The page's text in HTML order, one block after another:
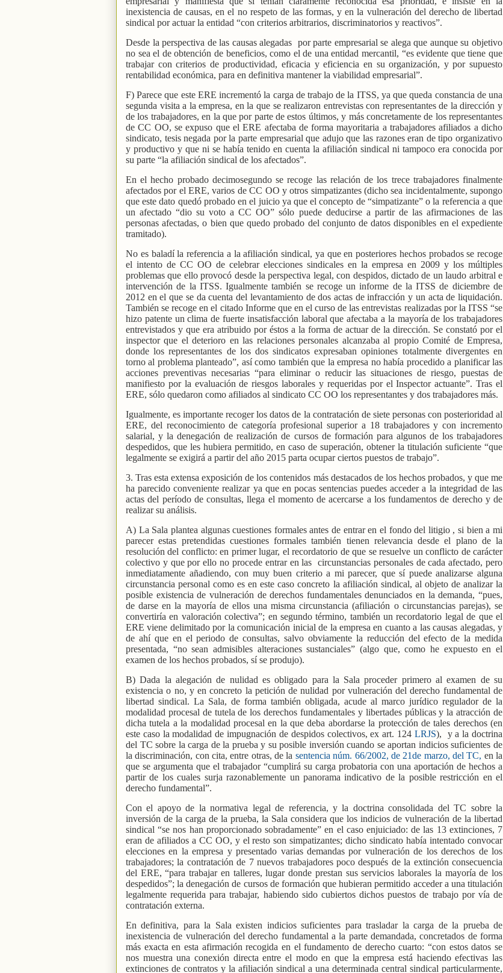
inexistencia de causas, en el no respeto de las formas, y en la vulneración del derecho de libertad
sindical por actuar la entidad “con criterios arbitrarios, discriminatorios y reactivos”.
Desde la perspectiva de las causas alegadas por parte empresarial se alega que aunque su objetivo
no sea el de obtención de beneficios, como el de una entidad mercantil, “es evidente que tiene que
trabajar con criterios de productividad, eficacia y eficiencia en su organización, y por supuesto
rentabilidad económica, para en definitiva mantener la viabilidad empresarial”.
F) Parece que este ERE incrementó la carga de trabajo de la ITSS, ya que queda constancia de una
segunda visita a la empresa, en la que se realizaron entrevistas con representantes de la dirección y
de los trabajadores, en la que por parte de estos últimos, y más concretamente de los representantes
de CC OO, se expuso que el ERE afectaba de forma mayoritaria a trabajadores afiliados a dicho
sindicato, tesis negada por la parte empresarial que adujo que las razones eran de tipo organizativo
y productivo y que ni se había tenido en cuenta la afiliación sindical ni tampoco era conocida por
su parte “la afiliación sindical de los afectados”.
En el hecho probado decimosegundo se recoge las relación de los trece trabajadores finalmente
afectados por el ERE, varios de CC OO y otros simpatizantes (dicho sea incidentalmente, supongo
que este dato quedó probado en el juicio ya que el concepto de “simpatizante” o la referencia a que
un afectado “dio su voto a CC OO” sólo puede deducirse a partir de las afirmaciones de las
personas afectadas, o bien que quedo probado del conjunto de datos disponibles en el expediente
tramitado).
No es baladí la referencia a la afiliación sindical, ya que en posteriores hechos probados se recoge
el intento de CC OO de celebrar elecciones sindicales en la empresa en 2009 y los múltiples
problemas que ello provocó desde la perspectiva legal, con despidos, dictado de un laudo arbitral e
intervención de la ITSS. Igualmente también se recoge un informe de la ITSS de diciembre de
2012 en el que se da cuenta del levantamiento de dos actas de infracción y un acta de liquidación.
También se recoge en el citado Informe que en el curso de las entrevistas realizadas por la ITSS “se
hizo patente un clima de fuerte insatisfacción laboral que afectaba a la mayoría de los trabajadores
entrevistados y que era atribuido por éstos a la forma de actuar de la dirección. Se constató por el
inspector que el deterioro en las relaciones personales alcanzaba al propio Comité de Empresa,
donde los representantes de los dos sindicatos expresaban opiniones totalmente divergentes en
torno al problema planteado”, así como también que la empresa no había procedido a planificar las
acciones preventivas necesarias “para eliminar o reducir las situaciones de riesgo, puestas de
manifiesto por la evaluación de riesgos laborales y requeridas por el Inspector actuante”. Tras el
ERE, sólo quedaron como afiliados al sindicato CC OO los representantes y dos trabajadores más.
Igualmente, es importante recoger los datos de la contratación de siete personas con posterioridad al
ERE, del reconocimiento de categoría profesional superior a 18 trabajadores y con incremento
salarial, y la denegación de realización de cursos de formación para algunos de los trabajadores
despedidos, que les hubiera permitido, en caso de superación, obtener la titulación suficiente “que
legalmente se exigirá a partir del año 2015 parta ocupar ciertos puestos de trabajo”.
3. Tras esta extensa exposición de los contenidos más destacados de los hechos probados, y que me
ha parecido conveniente realizar ya que en pocas sentencias puedes acceder a la integridad de las
actas del período de consultas, llega el momento de acercarse a los fundamentos de derecho y de
realizar su análisis.
A) La Sala plantea algunas cuestiones formales antes de entrar en el fondo del litigio , si bien a mi
parecer estas pretendidas cuestiones formales también tienen relevancia desde el plano de la
resolución del conflicto: en primer lugar, el recordatorio de que se resuelve un conflicto de carácter
colectivo y que por ello no procede entrar en las circunstancias personales de cada afectado, pero
inmediatamente añadiendo, con muy buen criterio a mi parecer, que sí puede analizarse alguna
circunstancia personal como es en este caso concreto la afiliación sindical, al objeto de analizar la
posible existencia de vulneración de derechos fundamentales denunciados en la demanda, “pues,
de darse en la mayoría de ellos una misma circunstancia (afiliación o circunstancias parejas), se
convertiría en valoración colectiva”; en segundo término, también un recordatorio legal de que el
ERE viene delimitado por la comunicación inicial de la empresa en cuanto a las causas alegadas, y
de ahí que en el periodo de consultas, salvo obviamente la reducción del efecto de la medida
presentada, “no sean admisibles alteraciones sustanciales” (algo que, como he expuesto en el
examen de los hechos probados, sí se produjo).
B) Dada la alegación de nulidad es obligado para la Sala proceder primero al examen de su
existencia o no, y en concreto la petición de nulidad por vulneración del derecho fundamental de
libertad sindical. La Sala, de forma también obligada, acude al marco jurídico regulador de la
modalidad procesal de tutela de los derechos fundamentales y libertades públicas y la atracción de
dicha tutela a la modalidad procesal en la que deba abordarse la protección de tales derechos (en
este caso la modalidad de impugnación de despidos colectivos, ex art. 124 LRJS),
y a la doctrina
del TC sobre la carga de la prueba y su posible inversión cuando se aportan indicios suficientes de
la discriminación, con cita, entre otras, de la sentencia núm. 66/2002, de 21de marzo, del TC, en la
que se argumenta que el trabajador “cumplirá su carga probatoria con una aportación de hechos a
partir de los cuales surja razonablemente un panorama indicativo de la posible restricción en el
derecho fundamental”.
Con el apoyo de la normativa legal de referencia, y la doctrina consolidada del TC sobre la
inversión de la carga de la prueba, la Sala considera que los indicios de vulneración de la libertad
sindical “se nos han proporcionado sobradamente” en el caso enjuiciado: de las 13 extinciones, 7
eran de afiliados a CC OO, y el resto son simpatizantes; dicho sindicato había intentado convocar
elecciones en la empresa y presentado varias demandas por vulneración de los derechos de los
trabajadores; la contratación de 7 nuevos trabajadores poco después de la extinción consecuencia
del ERE, “para trabajar en talleres, lugar donde prestan sus servicios laborales la mayoría de los
despedidos”; la denegación de cursos de formación que hubieran permitido acceder a una titulación
legalmente requerida para trabajar, habiendo sido cubiertos dichos puestos de trabajo por vía de
contratación externa.
En definitiva, para la Sala existen indicios suficientes para trasladar la carga de la prueba de
inexistencia de vulneración del derecho fundamental a la parte demandada, concretados de forma
más exacta en esta afirmación recogida en el fundamento de derecho cuarto: “con estos datos se
nos muestra una conexión directa entre el modo en que la empresa está haciendo efectivas las
extinciones de contratos y la afiliación sindical a una determinada central sindical particularmente,